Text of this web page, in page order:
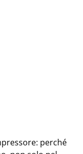
perché